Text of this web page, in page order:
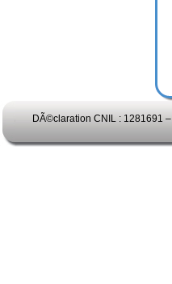
DÃ©claration CNIL : 1281691 –